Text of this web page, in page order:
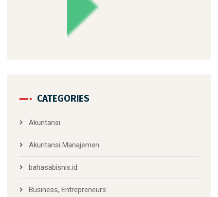
CATEGORIES
Akuntansi
Akuntansi Manajemen
bahasabisnis.id
Business, Entrepreneurs